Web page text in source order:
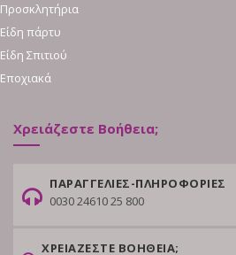
Προσκλητήρια
Είδη πάρτυ
Είδη Σπιτιού
Εποχιακά
Χρειάζεστε Βοήθεια;
ΠΑΡΑΓΓΕΛΙΕΣ-ΠΛΗΡΟΦΟΡΙΕΣ
0030 24610 25 800
ΧΡΕΙΑΖΕΣΤΕ ΒΟΗΘΕΙΑ;